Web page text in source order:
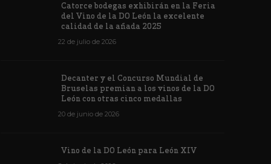
de la DO León para León XIV
1171
Catorce bodegas exhibirán en la Feria
del Vino de la DO León la excelente
calidad de la añada 2025
22 de julio de 2026
Decanter y el Concurso Mundial de
Bruselas premian a los vinos de la DO
León con otras cinco medallas
20 de junio de 2026
Vino de la DO León para León XIV